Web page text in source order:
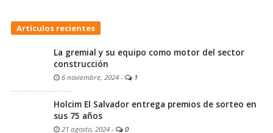
Artículos recientes
La gremial y su equipo como motor del sector
construcción
6 noviembre, 2024 - 1
Holcim El Salvador entrega premios de sorteo en
sus 75 años
21 agosto, 2024 - 0